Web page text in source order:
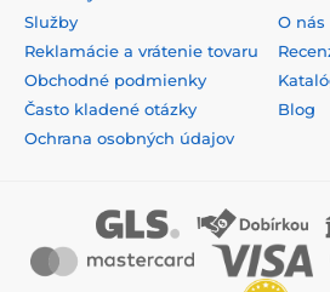
Služby
Reklamácie a vrátenie tovaru
Obchodné podmienky
Často kladené otázky
Ochrana osobných údajov
O nás
Blog